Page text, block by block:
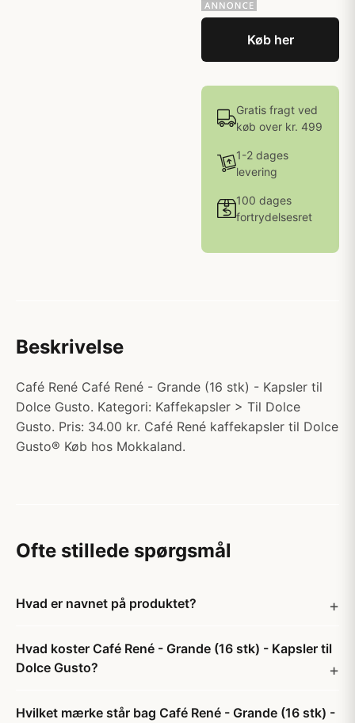
Køb her
Gratis fragt ved
køb over kr. 499
1-2 dages
levering
100 dages
fortrydelsesret
Beskrivelse
Café René Café René - Grande (16 stk) - Kapsler til
Dolce Gusto. Kategori: Kaffekapsler > Til Dolce
Gusto. Pris: 34.00 kr. Café René kaffekapsler til Dolce
Gusto® Køb hos Mokkaland.
Ofte stillede spørgsmål
Hvad er navnet på produktet?
Hvad koster Café René - Grande (16 stk) - Kapsler til
Dolce Gusto?
Hvilket mærke står bag Café René - Grande (16 stk) -